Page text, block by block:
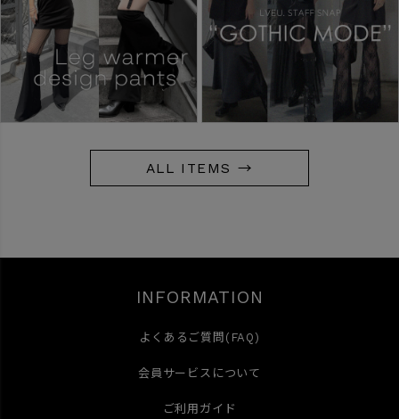
ALL ITEMS →
INFORMATION
よくあるご質問(FAQ)
会員サービスについて
ご利用ガイド